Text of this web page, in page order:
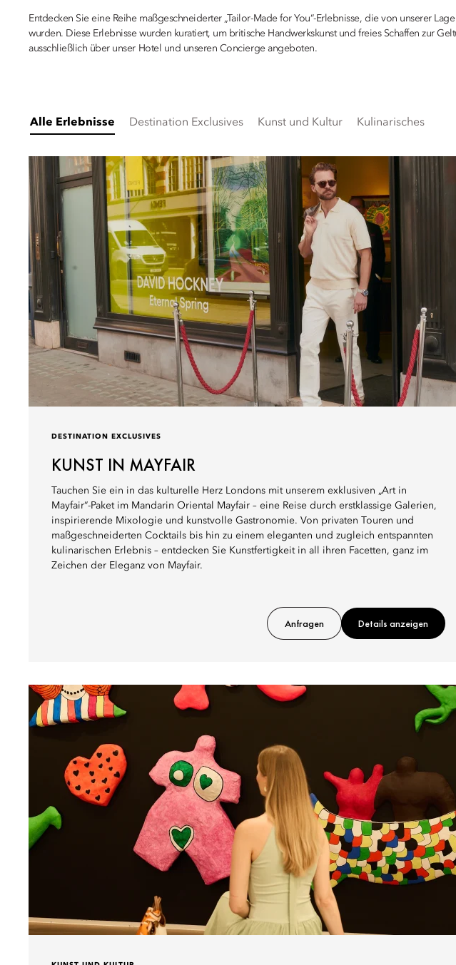
Entdecken Sie eine Reihe maßgeschneiderter „Tailor-Made for You“-Erlebnisse, die von unserer
wurden. Diese Erlebnisse wurden kuratiert, um britische Handwerkskunst und freies Schaffen zur
ausschließlich über unser Hotel und unseren Concierge angeboten.
Alle Erlebnisse Destination Exclusives Kunst und Kultur Kulinarisches
DESTINATION EXCLUSIVES
KUNST IN MAYFAIR
Tauchen Sie ein in das kulturelle Herz Londons mit unserem exklusiven „Art in
Mayfair“-Paket im Mandarin Oriental Mayfair – eine Reise durch erstklassige Galerien,
inspirierende Mixologie und kunstvolle Gastronomie. Von privaten Touren und
maßgeschneiderten Cocktails bis hin zu einem eleganten und zugleich entspannten
kulinarischen Erlebnis – entdecken Sie Kunstfertigkeit in all ihren Facetten, ganz im
Zeichen der Eleganz von Mayfair.
Anfragen Details anzeigen